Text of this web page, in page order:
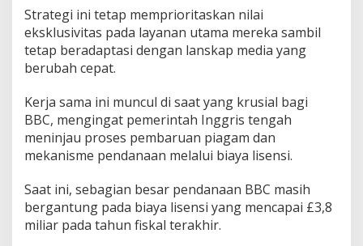
Strategi ini tetap memprioritaskan nilai
eksklusivitas pada layanan utama mereka sambil
tetap beradaptasi dengan lanskap media yang
berubah cepat.
Kerja sama ini muncul di saat yang krusial bagi
BBC, mengingat pemerintah Inggris tengah
meninjau proses pembaruan piagam dan
mekanisme pendanaan melalui biaya lisensi.
Saat ini, sebagian besar pendanaan BBC masih
bergantung pada biaya lisensi yang mencapai £3,8
miliar pada tahun fiskal terakhir.